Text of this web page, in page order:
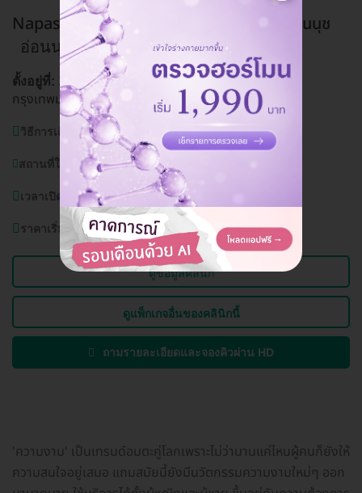
Napassaree Clinic (นภัสรีย์คลินิก) สาขาอ่อนนุช
อ่อนนุช
ตั้งอยู่ที่: 2099 ถ. สุขุมวิท แขวงบางจาก เขตพระโขนง
กรุงเทพมหานคร 10260
ดูแผนที่คลินิก
วิธีการเดินทาง:BTS อ่อนนุช, รถเมล์สาย 508,511
สถานที่ใกล้เคียง:คอนโดไอดิโอ โมบิ สุขุมวิท
เวลาเปิดบริการ:วันจันทร์-อาทิตย์ (ทุกวัน) 11.00-20.00 น.
ราคาเริ่มต้นที่ 20,000 บาท
ดูข้อมูลคลินิก
ดูแพ็กเกจอื่นของคลินิกนี้
ถามรายละเอียดและจองคิวผ่าน HD
'ความงาม' เป็นเทรนด์อมตะคู่โลกเพราะไม่ว่านานแค่ไหนผู้คนก็ยังให้
ความสนใจอยู่เสมอ แถมสมัยนี้ยังมีนวัตกรรมความงามใหม่ๆ ออก